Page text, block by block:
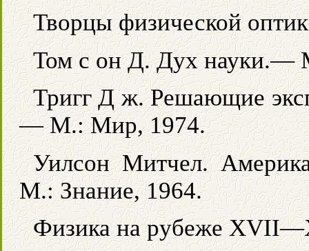
Творцы физической
Том с он Д. Дух науки.—
Тригг Д ж. Решающие
— М.: Мир, 1974.
Уилсон Митчел.
М.: Знание, 1964.
Физика на рубеже